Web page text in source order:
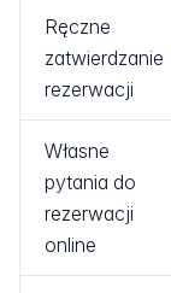
Ręczne
zatwierdzanie
rezerwacji
Własne
pytania do
rezerwacji
online